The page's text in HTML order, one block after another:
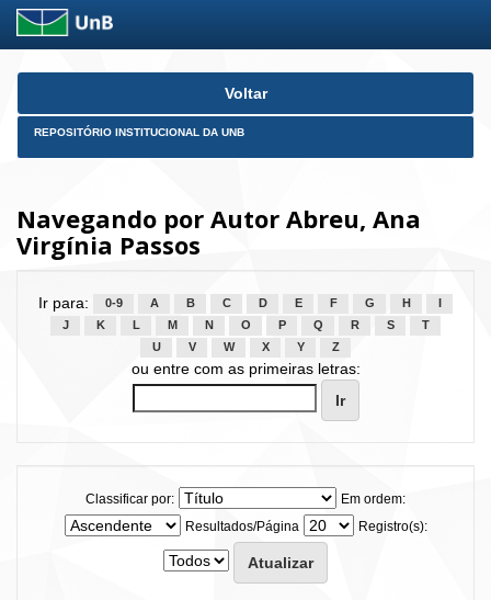
Skip
Voltar
REPOSITÓRIO INSTITUCIONAL DA UNB
Navegando por Autor Abreu, Ana
Virgínia Passos
Ir para: 0-9 A B C D E F G H
J
K L M N O P Q R S
T
U
V W X Y Z
ou entre com as primeiras letras:
Classificar por:
Em ordem:
Resultados/Página
Registro(s):